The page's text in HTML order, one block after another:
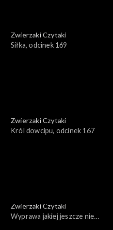
Zwierzaki Czytaki
Siłka, odcinek 169
Zwierzaki Czytaki
Król dowcipu, odcinek 167
Zwierzaki Czytaki
Wyprawa jakiej jeszcze nie